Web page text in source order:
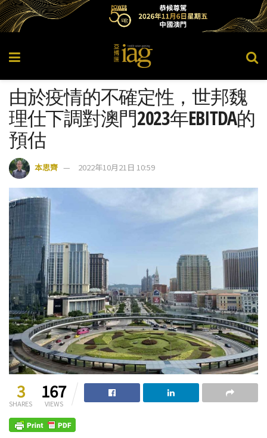
由於疫情的不確定性，世邦魏
理仕下調對澳門2023年EBITDA的
預估
本思齊 2022年10月21日 10:59
3
SHARES
167
VIEWS